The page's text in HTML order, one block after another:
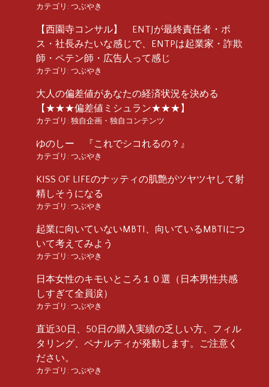
カテゴリ: つぶやき
【西園寺コンサル】 ENTJが最終責任者・ボ
ス・社長みたいな感じで、ENTPは起業家・詐欺
師・ペテン師・広告人って感じ
カテゴリ: つぶやき
大人の偏差値があなたの経済状況を決める
【★★★偏差値ミシュラン★★★】
カテゴリ: 独自企画・独自コンテンツ
ゆのしー 『これでシコれるの？』
カテゴリ: つぶやき
KISS OF LIFEのナッティの肌艶がツヤツヤして射
精しそうになる
カテゴリ: つぶやき
起業に向いていないMBTI、向いているMBTIにつ
いて考えてみよう
カテゴリ: つぶやき
日本女性のキモいところ１０選（日本男性共感
しすぎて全員涙）
カテゴリ: つぶやき
直近30日、50日の購入実績の乏しい方、フィル
タリング、ペナルティが発動します。ご注意く
ださい。
カテゴリ: つぶやき